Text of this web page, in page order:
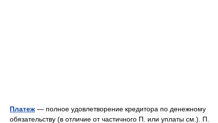
Платеж — полное удовлетворение кредитора по денежному
обязательству (в отличие от частичного П. или уплаты см.). П.